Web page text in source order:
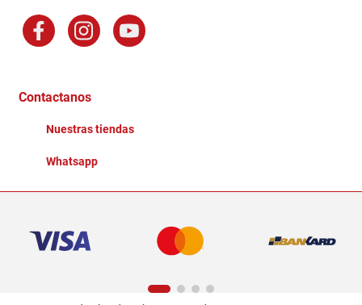
Factura Electronica
Ganadores - Promociones
Contactanos
Nuestras tiendas
Whatsapp